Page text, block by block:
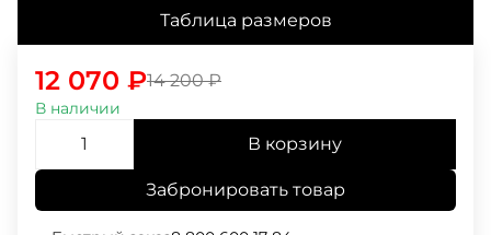
Таблица размеров
14 200₽
12 070 ₽
В наличии
В корзину
Забронировать товар